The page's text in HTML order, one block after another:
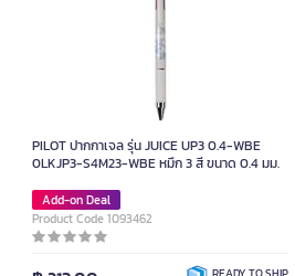
PILOT ปากกาเจล รุ่น JUICE UP3 0.4-WBE
0LKJP3-S4M23-WBE หมึก 3 สี ขนาด 0.4 มม.
Add-on Deal
Product Code 1093462